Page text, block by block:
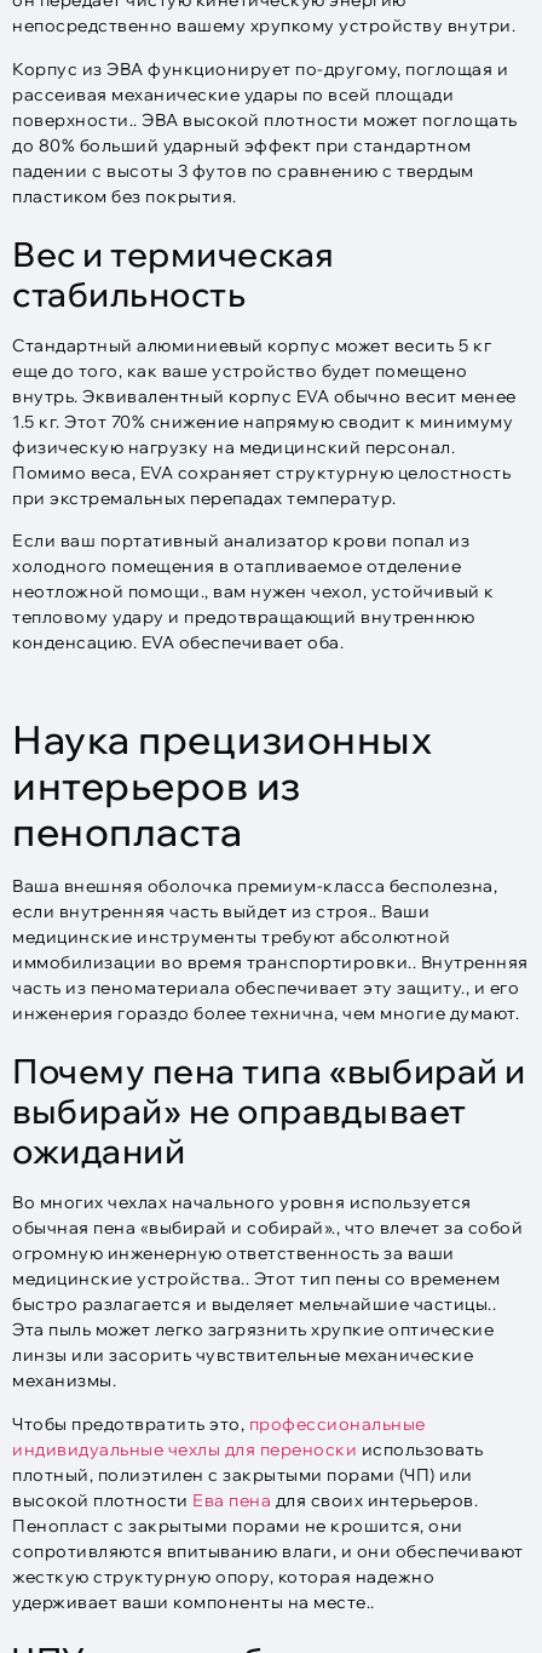
непосредственно вашему хрупкому устройству внутри.
Корпус из ЭВА функционирует по-другому, поглощая и
рассеивая механические удары по всей площади
поверхности.. ЭВА высокой плотности может поглощать
до 80% больший ударный эффект при стандартном
падении с высоты 3 футов по сравнению с твердым
пластиком без покрытия.
Вес и термическая
стабильность
Стандартный алюминиевый корпус может весить 5 кг
еще до того, как ваше устройство будет помещено
внутрь. Эквивалентный корпус EVA обычно весит менее
1.5 кг. Этот 70% снижение напрямую сводит к минимуму
физическую нагрузку на медицинский персонал.
Помимо веса, EVA сохраняет структурную целостность
при экстремальных перепадах температур.
Если ваш портативный анализатор крови попал из
холодного помещения в отапливаемое отделение
неотложной помощи., вам нужен чехол, устойчивый к
тепловому удару и предотвращающий внутреннюю
конденсацию. EVA обеспечивает оба.
Наука прецизионных
интерьеров из
пенопласта
Ваша внешняя оболочка премиум-класса бесполезна,
если внутренняя часть выйдет из строя.. Ваши
медицинские инструменты требуют абсолютной
иммобилизации во время транспортировки.. Внутренняя
часть из пеноматериала обеспечивает эту защиту., и его
инженерия гораздо более технична, чем многие думают.
Почему пена типа «выбирай и
выбирай» не оправдывает
ожиданий
Во многих чехлах начального уровня используется
обычная пена «выбирай и собирай»., что влечет за собой
огромную инженерную ответственность за ваши
медицинские устройства.. Этот тип пены со временем
быстро разлагается и выделяет мельчайшие частицы..
Эта пыль может легко загрязнить хрупкие оптические
линзы или засорить чувствительные механические
механизмы.
Чтобы предотвратить это, профессиональные
индивидуальные чехлы для переноски использовать
плотный, полиэтилен с закрытыми порами (ЧП) или
высокой плотности Ева пена для своих интерьеров.
Пенопласт с закрытыми порами не крошится, они
сопротивляются впитыванию влаги, и они обеспечивают
жесткую структурную опору, которая надежно
удерживает ваши компоненты на месте..